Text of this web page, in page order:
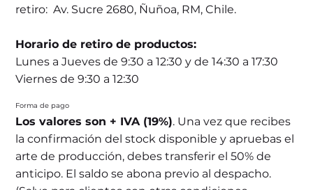
retiro: Av. Sucre 2680, Ñuñoa, RM, Chile.
Horario de retiro de productos:
Lunes a Jueves de 9:30 a 12:30 y de 14:30 a 17:30
Viernes de 9:30 a 12:30
Forma de pago
Los valores son + IVA (19%). Una vez que recibes
la confirmación del stock disponible y apruebas el
arte de producción, debes transferir el 50% de
anticipo. El saldo se abona previo al despacho.